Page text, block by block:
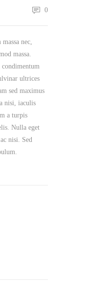
0
nec,
massa.
ultrices
sed maximus
nisi, iaculis
a turpis
Nulla eget
nisi. Sed